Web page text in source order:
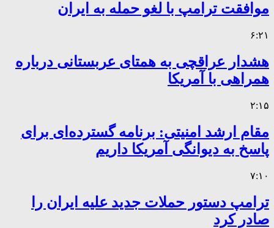
موافقت ترامپ با لغو حمله به ایران
۶:۲۱
هشدار عراقچی به همتای عربستانی درباره
همراهی با آمریکا
۲:۱۵
مقام ارشد امنیتی: برنامه گسترده‌ای برای
پاسخ به دیوانگی آمریکا داریم
۷:۱۰
ترامپ دستور حملات جدید علیه ایران را
صادر کرد